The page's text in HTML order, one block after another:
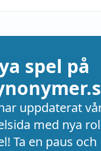
spel på
uppdaterat
med nya
Ta en paus och